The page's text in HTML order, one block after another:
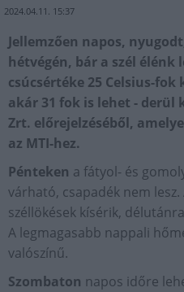
2024.04.11. 15:37
Jellemzően napos,
hétvégén, bár a szél élénk
csúcsértéke 25 Celsius-
akár 31 fok is lehet -
Zrt. előrejelzéséből,
az MTI-hez.
Pénteken a fátyol- és
várható, csapadék nem lesz.
széllökések kísérik,
A legmagasabb nappali
valószínű.
Szombaton napos időre